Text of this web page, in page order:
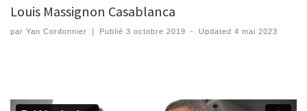
Louis Massignon Casablanca
par Yan Cordonnier | Publié3 octobre 2019 - Updated4 mai 2023